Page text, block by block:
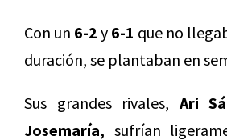
Con un 6-2 y 6-1 que no
duración, se plantaban en
Sus grandes rivales, Ari
Josemaría, sufrían